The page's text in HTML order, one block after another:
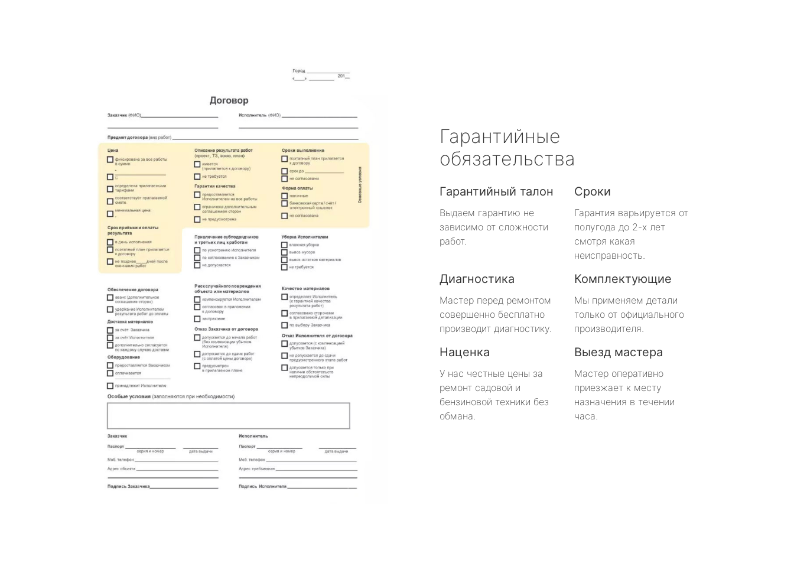
Гарантийные
обязательства
Гарантийный талон
Выдаем гарантию не
зависимо от сложности
работ.
Сроки
Гарантия варьируется от
полугода до 2-х лет
смотря какая
неисправность.
Диагностика
Мастер перед ремонтом
совершенно бесплатно
производит диагностику.
Комплектующие
Мы применяем детали
только от официального
производителя.
Наценка
У нас честные цены за
ремонт садовой и
бензиновой техники без
обмана.
Выезд мастера
Мастер оперативно
приезжает к месту
назначения в течении
часа.